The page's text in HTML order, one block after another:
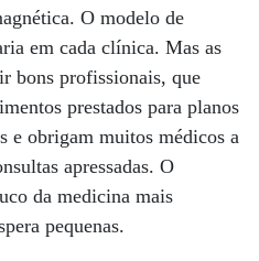
O modelo de
em cada clínica. Mas as
bons profissionais, que
prestados para planos
e obrigam muitos médicos a
apressadas. O
da medicina mais
pequenas.